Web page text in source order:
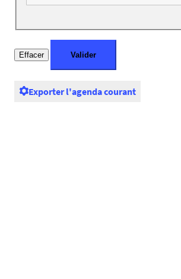
Exporter l'agenda courant